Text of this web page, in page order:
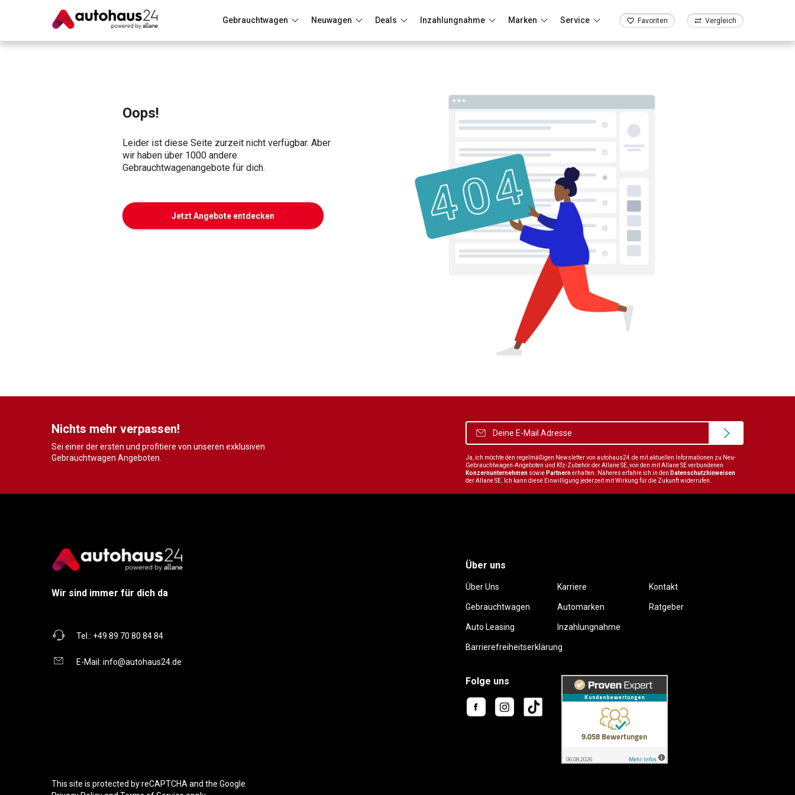
Gebrauchtwagen Neuwagen Deals Inzahlungnahme Marken Service Favoriten Vergleich
Oops!
Leider ist diese Seite zurzeit nicht verfügbar. Aber
wir haben über 1000 andere
Gebrauchtwagenangebote für dich.
Jetzt Angebote entdecken
Nichts mehr verpassen!
Sei einer der ersten und profitiere von unseren exklusiven
Gebrauchtwagen Angeboten.
Ja, ich möchte den regelmäßigen Newsletter von autohaus24.de mit aktuellen Informationen zu Neu-
Gebrauchtwagen-Angeboten und Kfz-Zubehör der Allane SE, von den mit Allane SE verbundenen
Konzernunternehmen sowie Partnernerhalten. Näheres erfahre ich in den Datenschutzhinweisen
der Allane SE. Ich kann diese Einwilligung jederzeit mit Wirkung für die Zukunft widerrufen.
Wir sind immer für dich da
Tel.: +49 89 70 80 84 84
E-Mail: info@autohaus24.de
Über uns
Über Uns Karriere Kontakt
Gebrauchtwagen Automarken Ratgeber
Auto Leasing Inzahlungnahme
Barrierefreiheitserklärung
Folge uns
This site is protected by reCAPTCHA and the Google